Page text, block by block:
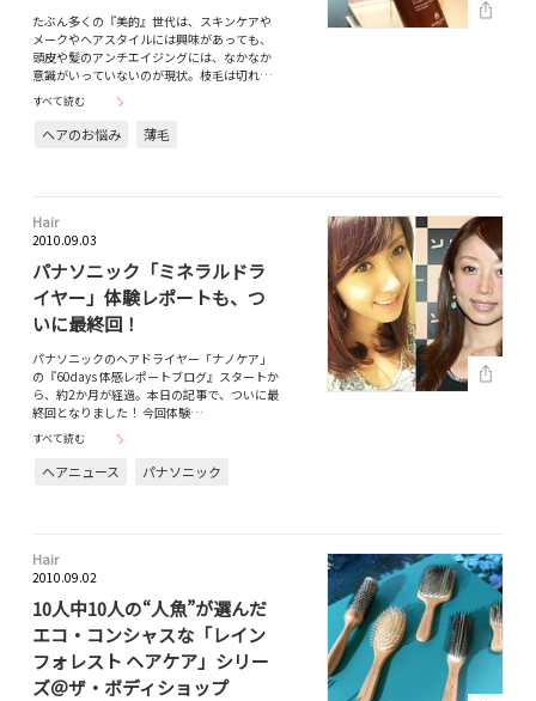
たぶん多くの『美的』世代は、スキンケアや
メークやヘアスタイルには興味があっても、
頭皮や髪のアンチエイジングには、なかなか
意識がいっていないのが現状。枝毛は切れ…
すべて読む
ヘアのお悩み 薄毛
Hair
2010.09.03
パナソニック「ミネラルドラ
イヤー」体験レポートも、つ
いに最終回！
パナソニックのヘアドライヤー「ナノケア」
の『60days 体感レポートブログ』スタートか
ら、約2か月が経過。本日の記事で、ついに最
終回となりました！ 今回体験…
すべて読む
ヘアニュース パナソニック
Hair
2010.09.02
10人中10人の“人魚”が選んだ
エコ・コンシャスな「レイン
フォレスト ヘアケア」シリー
ズ＠ザ・ボディショップ